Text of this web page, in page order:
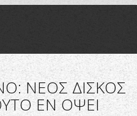
ΝΕΟΣ ΔΙΣΚΟΣ
ΕΝ ΟΨΕΙ